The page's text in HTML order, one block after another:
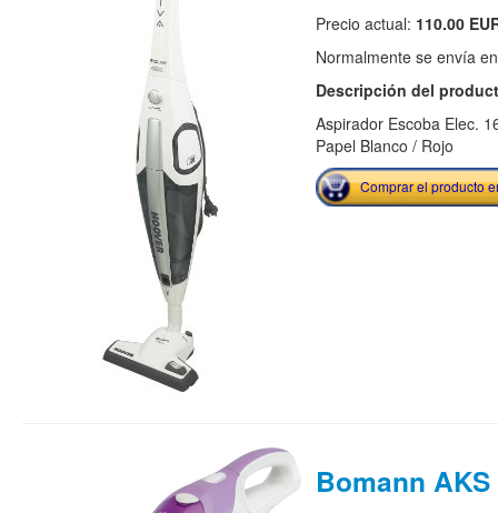
Precio actual: 110.00
Normalmente se envía
Descripción del
Aspirador Escoba Elec.
Papel Blanco / Rojo
Comprar el producto
Bomann